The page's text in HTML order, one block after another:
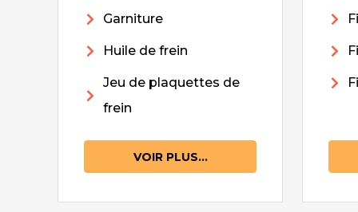
Garniture
Huile de frein
Jeu de plaquettes de
frein
VOIR PLUS...